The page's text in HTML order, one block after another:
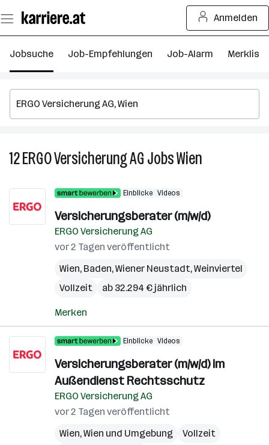
Seiteninhalt
springen
Anmelden
Jobsuche Job-Empfehlungen Job-Alarm Merkliste
12ERGO Versicherung AG JobsWien
Jobs
Einblicke Videos
Versicherungsberater (m/w/d)
ERGO Versicherung AG
vor 2 Tagen veröffentlicht
Wien, Baden,Wiener Neustadt,Weinviertel
Vollzeit
ab 32.294 € jährlich
Merken
Einblicke Videos
Versicherungsberater (m/w/d) im
Außendienst Rechtsschutz
ERGO Versicherung AG
vor 2 Tagen veröffentlicht
Wien,Wien und Umgebung
Vollzeit